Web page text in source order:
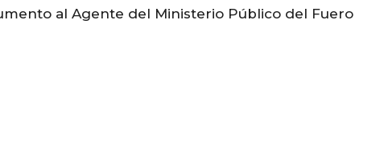
al Agente del Ministerio Público del Fuero